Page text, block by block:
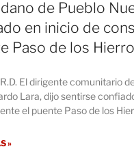
de Pueblo
en inicio de
Paso de los
El dirigente comunitario
Lara, dijo sentirse
el puente Paso de los
»